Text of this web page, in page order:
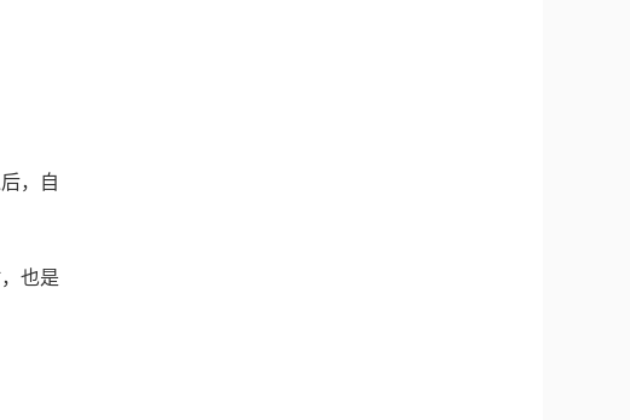
，自
也是